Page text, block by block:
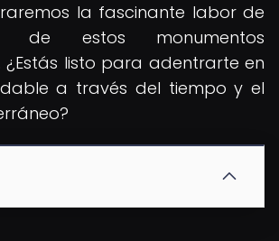
la fascinante labor de
de estos monumentos
¿Estás listo para adentrarte en
a través del tiempo y el